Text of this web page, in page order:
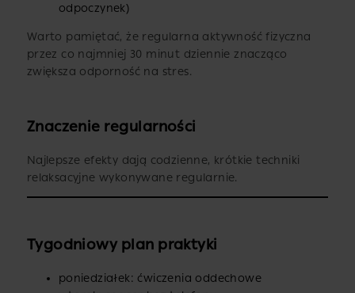
odpoczynek)
Warto pamiętać, że regularna aktywność fizyczna
przez co najmniej 30 minut dziennie znacząco
zwiększa odporność na stres.
Znaczenie regularności
Najlepsze efekty dają codzienne, krótkie techniki
relaksacyjne wykonywane regularnie.
Tygodniowy plan praktyki
poniedziałek: ćwiczenia oddechowe